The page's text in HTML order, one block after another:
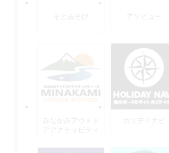
そとあそび アソビュー
みなかみアウトド
アアクティビティ
ホリデイナビ